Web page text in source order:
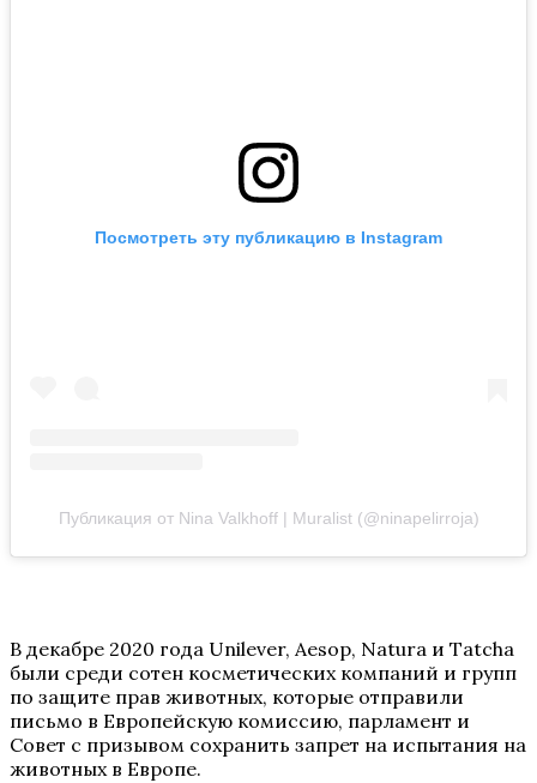
Посмотреть эту публикацию в Instagram
Публикация от Nina Valkhoff | Muralist (@ninapelirroja)
В декабре 2020 года Unilever, Aesop, Natura и Tatcha
были среди сотен косметических компаний и групп
по защите прав животных, которые отправили
письмо в Европейскую комиссию, парламент и
Совет с призывом сохранить запрет на испытания на
животных в Европе.